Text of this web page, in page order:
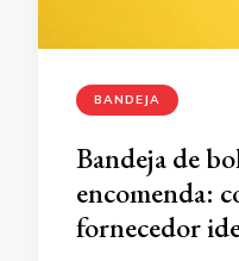
BANDEJA
Bandeja de
encomenda:
fornecedor